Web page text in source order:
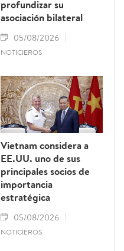
profundizar su
asociación bilateral
05/08/2026
NOTICIEROS
Vietnam considera a
EE.UU. uno de sus
principales socios de
importancia
estratégica
05/08/2026
NOTICIEROS